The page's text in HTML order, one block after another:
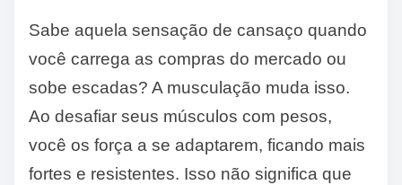
Sabe aquela sensação de cansaço quando
você carrega as compras do mercado ou
sobe escadas? A musculação muda isso.
Ao desafiar seus músculos com pesos,
você os força a se adaptarem, ficando mais
fortes e resistentes. Isso não significa que